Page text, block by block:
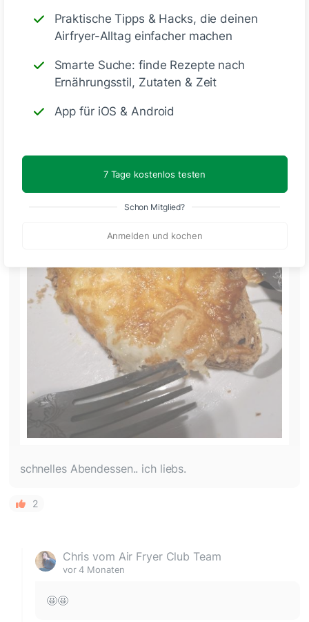
Praktische Tipps & Hacks, die deinen
Airfryer-Alltag einfacher machen
Smarte Suche: finde Rezepte nach
Ernährungsstil, Zutaten & Zeit
App für iOS & Android
7 Tage kostenlos testen
Schon Mitglied?
Anmelden und kochen
vor 4 Monaten
schnelles Abendessen.. ich liebs.
2
Chris vom Air Fryer Club Team
vor 4 Monaten
🤩🤩